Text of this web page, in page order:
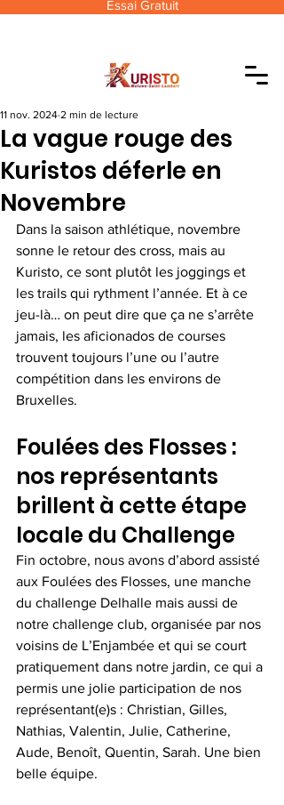
Essai Gratuit
La vague rouge des
Kuristos déferle en
Novembre
11 nov. 2024 2 min de lecture
Dans la saison athlétique, novembre
sonne le retour des cross, mais au
Kuristo, ce sont plutôt les joggings et
les trails qui rythment l’année. Et à ce
jeu-là… on peut dire que ça ne s’arrête
jamais, les aficionados de courses
trouvent toujours l’une ou l’autre
compétition dans les environs de
Bruxelles.
Foulées des Flosses :
nos représentants
brillent à cette étape
locale du Challenge
Fin octobre, nous avons d’abord assisté
aux Foulées des Flosses, une manche
du challenge Delhalle mais aussi de
notre challenge club, organisée par nos
voisins de L’Enjambée et qui se court
pratiquement dans notre jardin, ce qui a
permis une jolie participation de nos
représentant(e)s : Christian, Gilles,
Nathias, Valentin, Julie, Catherine,
Aude, Benoît, Quentin, Sarah. Une bien
belle équipe.